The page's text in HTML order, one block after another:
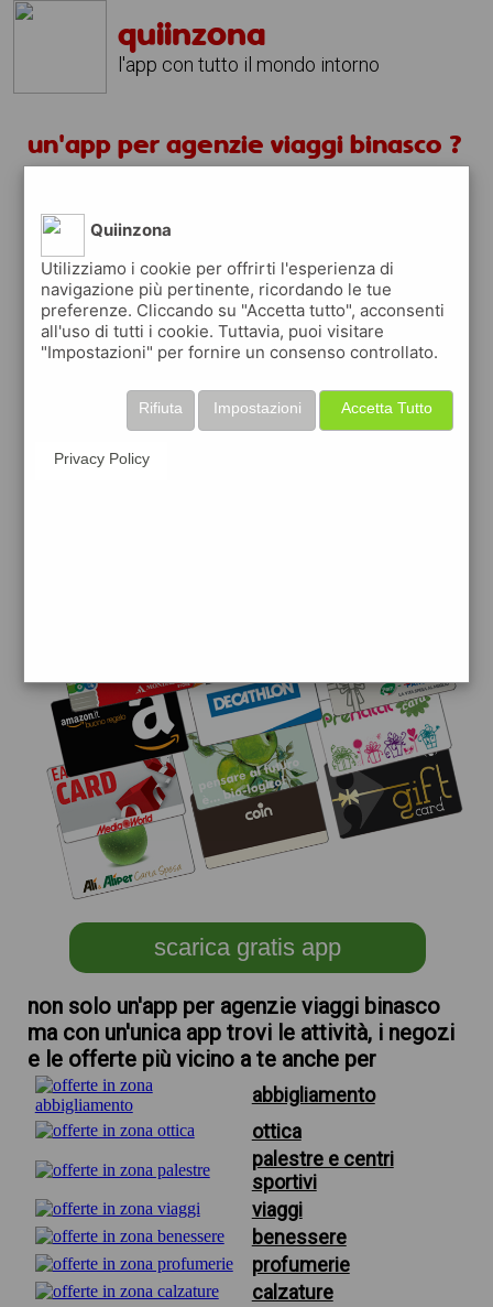
quiinzona
l'app con tutto il mondo intorno
un'app per agenzie viaggi binasco ?
quiinzona è una app
gratuita
che ti aiuta se cerchi 'un'app per agenzie
viaggi binasco ? ' e che ti premia ogni volta
che la usi
raccogli punti da convertire inbuoni sconto
o gift card
per fare la spesa, fare
scarica gratis app
non solo un'app per agenzie viaggi binasco
ma con un'unica app trovi le attività, i negozi
e le offerte più vicino a te anche per
abbigliamento
ottica
palestre e centri
sportivi
viaggi
benessere
profumerie
calzature
Quiinzona
Utilizziamo i cookie per offrirti l'esperienza di
navigazione più pertinente, ricordando le tue
preferenze. Cliccando su "Accetta tutto", acconsenti
all'uso di tutti i cookie. Tuttavia, puoi visitare
"Impostazioni" per fornire un consenso controllato.
Accetta Tutto
Impostazioni
Rifiuta
Privacy Policy